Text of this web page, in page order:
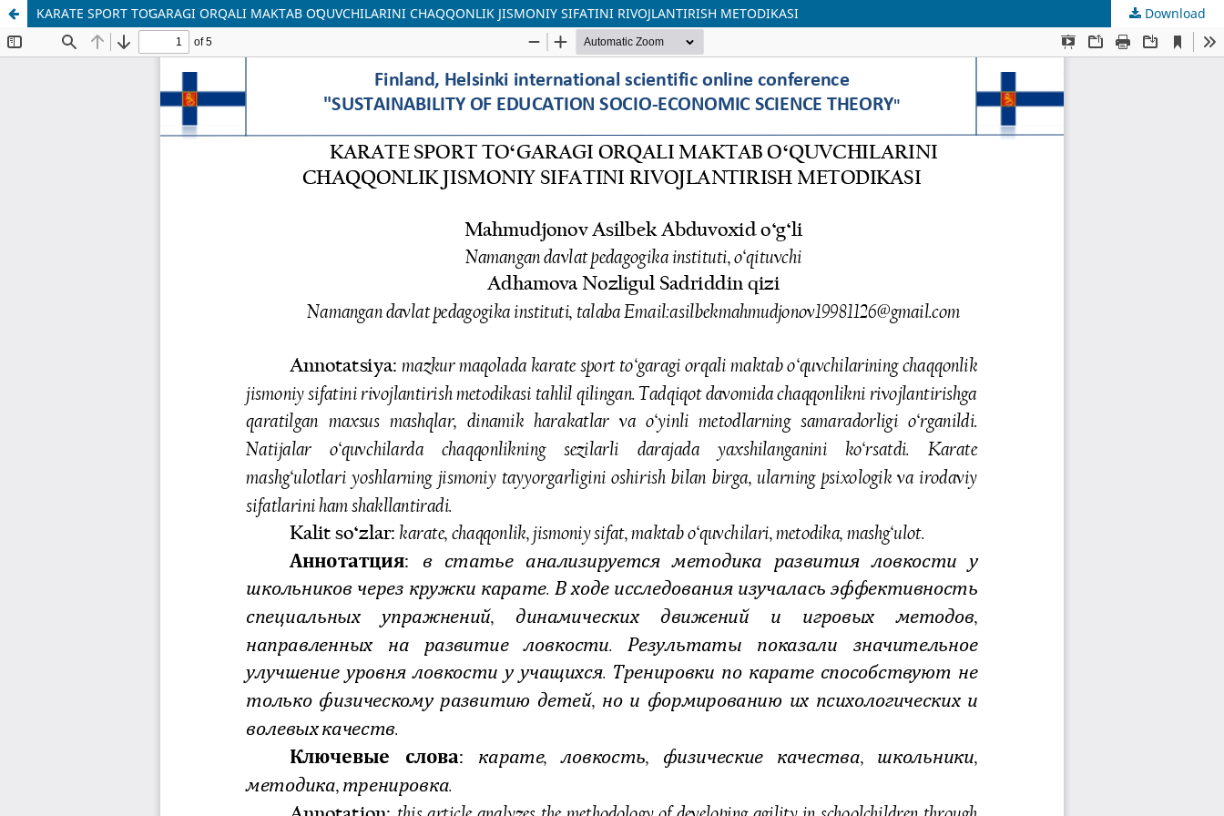
KARATE SPORT TOʻGARAGI ORQALI MAKTAB OʻQUVCHILARINI CHAQQONLIK JISMONIY SIFATINI RIVOJLANTIRISH METODIKASI Download